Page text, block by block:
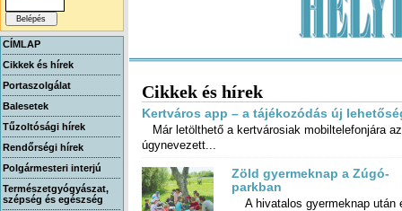
CÍMLAP
Cikkek és hírek
Portaszolgálat
Balesetek
Tűzoltósági hírek
Rendőrségi hírek
Polgármesteri interjú
Természetgyógyászat,
szépség és egészség
Cikkek és hírek
Kertváros app – a tájékozódás új
Már letölthető a kertvárosiak mobiltelefonjára az
úgynevezett...
Zöld gyermeknap a Zúgó-
parkban
A hivatalos gyermeknap után